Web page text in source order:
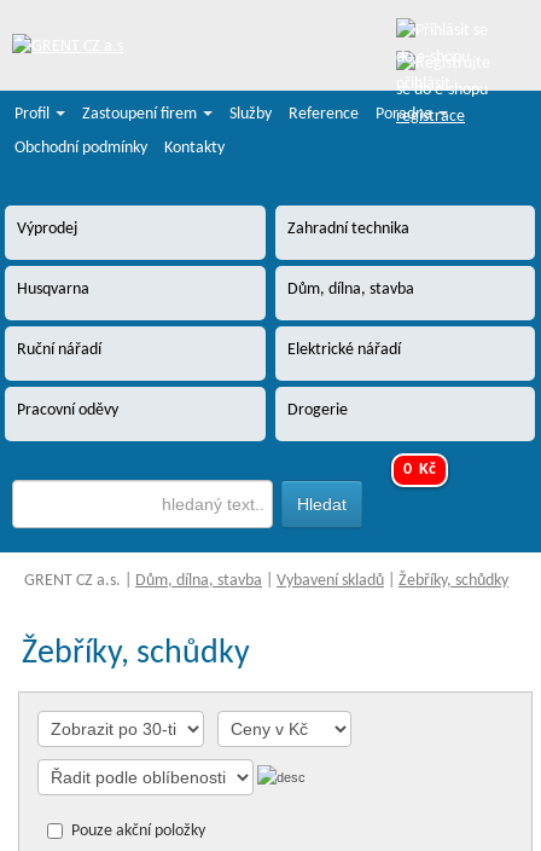
registrace
Profil
Zastoupení firem Služby Reference
Poradna
Obchodní podmínky
Kontakty
Výprodej Zahradní technika
Husqvarna Dům, dílna, stavba
Ruční nářadí Elektrické nářadí
Pracovní oděvy Drogerie
0 Kč
GRENT CZ a.s. Dům, dílna, stavba Vybavení skladů Žebříky, schůdky
Žebříky, schůdky
Pouze akční položky